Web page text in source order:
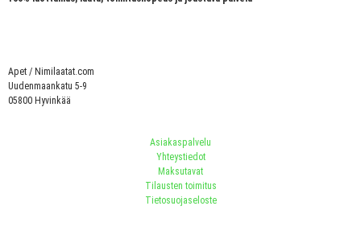
Apet / Nimilaatat.com
Uudenmaankatu 5-9
05800 Hyvinkää
Asiakaspalvelu
Yhteystiedot
Maksutavat
Tilausten toimitus
Tietosuojaseloste